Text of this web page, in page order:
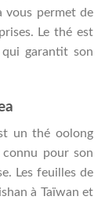
vous permet de
Le thé est
qui garantit son
un thé oolong
pour son
Les feuilles de
à Taïwan et